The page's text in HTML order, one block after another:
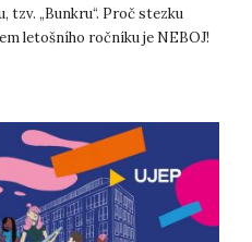
„Bunkru“. Proč stezku
letošního ročníku je NEBOJ!